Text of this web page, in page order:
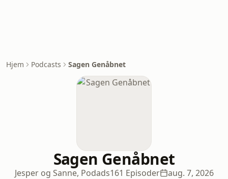
Hjem Podcasts Sagen Genåbnet
Sagen Genåbnet
Jesper og Sanne, Podads161 Episoder aug. 7, 2026